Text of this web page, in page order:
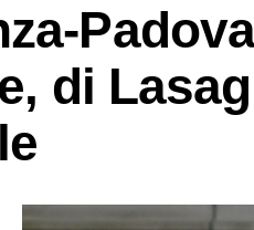
di